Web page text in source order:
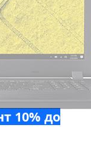
10% до